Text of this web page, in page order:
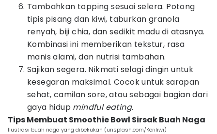
Tambahkan topping sesuai selera. Potong
tipis pisang dan kiwi, taburkan granola
renyah, biji chia, dan sedikit madu di atasnya.
Kombinasi ini memberikan tekstur, rasa
manis alami, dan nutrisi tambahan.
Sajikan segera. Nikmati selagi dingin untuk
kesegaran maksimal. Cocok untuk sarapan
sehat, camilan sore, atau sebagai bagian dari
gaya hidup mindful eating.
Tips Membuat Smoothie Bowl Sirsak Buah Naga
Ilustrasi buah naga yang dibekukan (unsplash.com/Keriliwi)